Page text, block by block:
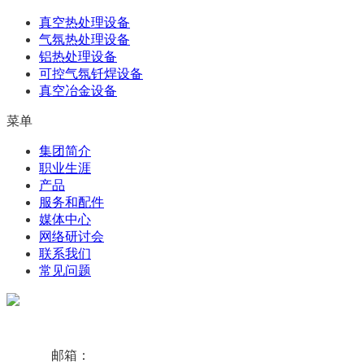
真空热处理设备
气氛热处理设备
铝热处理设备
可控气氛钎焊设备
真空冶金设备
菜单
集团简介
职业生涯
产品
服务和配件
媒体中心
网络研讨会
联系我们
常见问题
邮箱：